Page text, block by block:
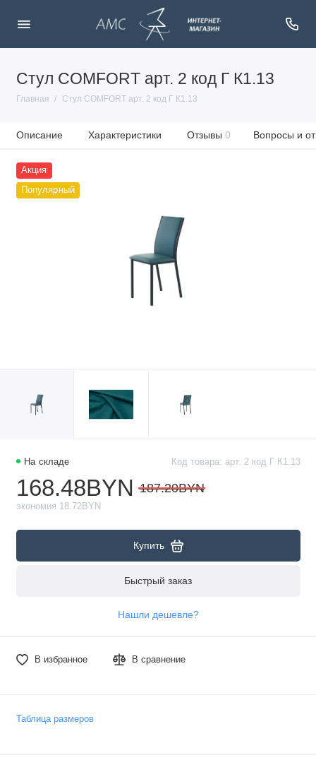
Стул COMFORT арт. 2 код Г К1.13
Главная Стул COMFORT арт. 2 код Г К1.13
Описание Характеристики Отзывы 0 Вопросы и
Акция
Популярный
На складе Код товара: арт. 2 код Г К1.13
168.48BYN 187.20BYN
экономия 18.72BYN
Купить
Быстрый заказ
Нашли дешевле?
В избранное В сравнение
Таблица размеров